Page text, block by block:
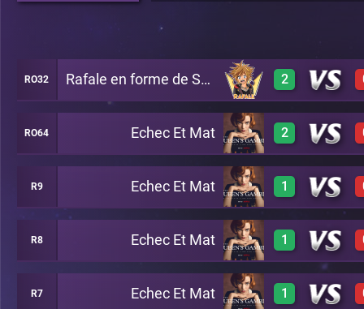
RO32 Rafale en forme de Sora 2
3 A20
3 A20
A24
RO64 Echec Et Mat 2
3 A22
3 A22
R9 Echec Et Mat 1
3 A15
R8 Echec Et Mat 1
3 A3
R7 Echec Et Mat 1